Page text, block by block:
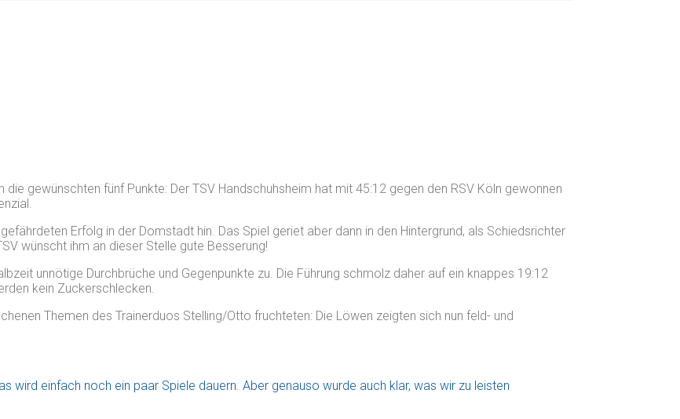
gewünschten fünf Punkte: Der TSV Handschuhsheim hat mit 45:12 gegen den RSV Köln gewonnen
Erfolg in der Domstadt hin. Das Spiel geriet aber dann in den Hintergrund, als Schiedsrichter
wünscht ihm an dieser Stelle gute Besserung!
unnötige Durchbrüche und Gegenpunkte zu. Die Führung schmolz daher auf ein knappes 19:12
kein Zuckerschlecken.
Themen des Trainerduos Stelling/Otto fruchteten: Die Löwen zeigten sich nun feld- und
wird einfach noch ein paar Spiele dauern. Aber genauso wurde auch klar, was wir zu leisten